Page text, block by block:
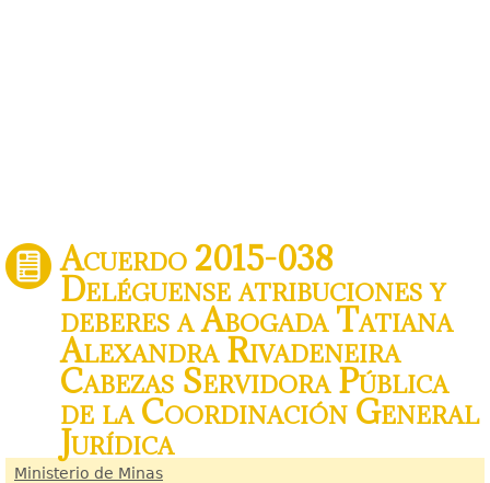
Acuerdo 2015-038
Deléguense atribuciones y
deberes a Abogada Tatiana
Alexandra Rivadeneira
Cabezas Servidora Pública
de la Coordinación General
Jurídica
Ministerio de Minas